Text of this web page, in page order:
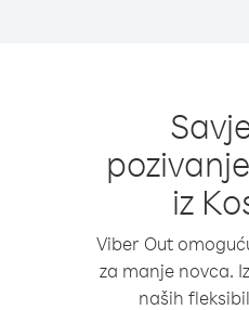
iz
Viber Out
za manje novca.
naših